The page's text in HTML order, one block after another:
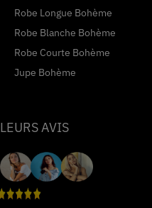
Robe Longue Bohème
Robe Blanche Bohème
Robe Courte Bohème
Jupe Bohème
LEURS AVIS